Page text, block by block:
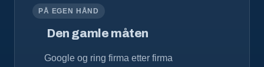
PÅ EGEN HÅND
Den gamle måten
Google og ring firma etter firma